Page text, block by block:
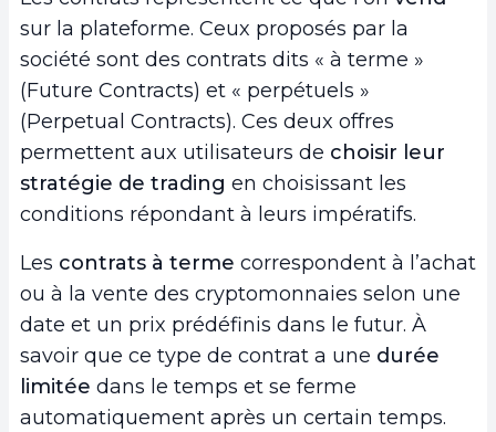
sur la plateforme. Ceux proposés par la
société sont des contrats dits « à terme »
(Future Contracts) et « perpétuels »
(Perpetual Contracts). Ces deux offres
permettent aux utilisateurs de choisir leur
stratégie de trading en choisissant les
conditions répondant à leurs impératifs.
Les contrats à terme correspondent à l’achat
ou à la vente des cryptomonnaies selon une
date et un prix prédéfinis dans le futur. À
savoir que ce type de contrat a une durée
limitée dans le temps et se ferme
automatiquement après un certain temps.